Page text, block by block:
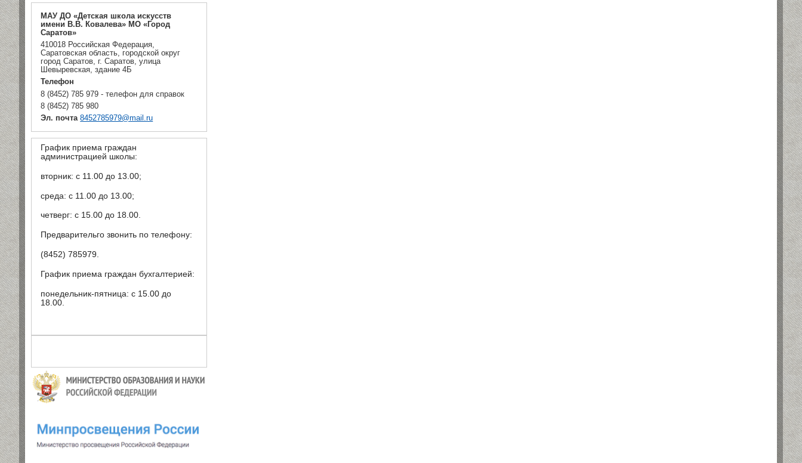
МАУ ДО «Детская школа искусств
имени В.В. Ковалева» МО «Город
Саратов»
410018 Российская Федерация,
Саратовская область, городской округ
город Саратов, г. Саратов, улица
Шевыревская, здание 4Б
Телефон
8 (8452) 785 979 - телефон для справок
8 (8452) 785 980
Эл. почта 8452785979@mail.ru
График приема граждан
администрацией школы:
вторник: с 11.00 до 13.00;
среда: с 11.00 до 13.00;
четверг: с 15.00 до 18.00.
Предварительго звонить по телефону:
(8452) 785979.
График приема граждан бухгалтерией:
понедельник-пятница: с 15.00 до
18.00.